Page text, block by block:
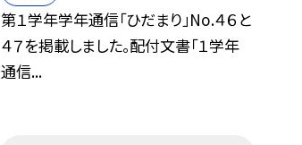
第１学年学年通信「ひだまり」No.４６と
４７を掲載しました。配付文書「１学年
通信...